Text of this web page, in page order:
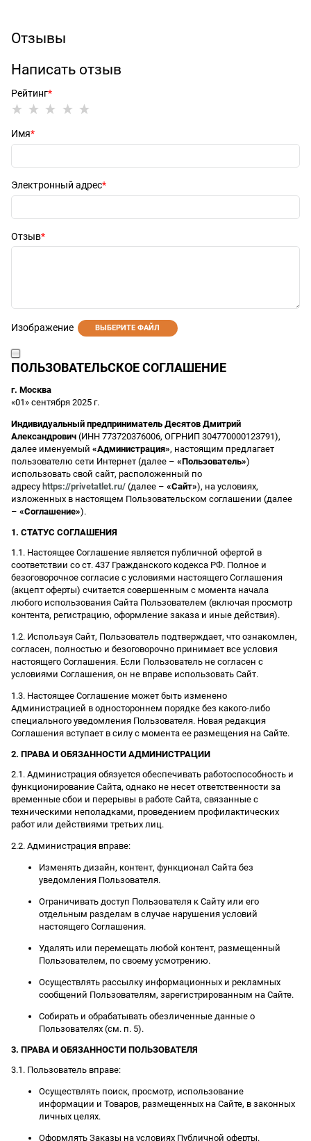
Отзывы
Написать отзыв
Рейтинг
Имя
Электронный адрес
Отзыв
Изображение ВЫБЕРИТЕ ФАЙЛ
ПОЛЬЗОВАТЕЛЬСКОЕ СОГЛАШЕНИЕ
г. Москва
«01» сентября 2025 г.
Индивидуальный предприниматель Десятов Дмитрий
Александрович (ИНН 773720376006, ОГРНИП 304770000123791),
далее именуемый «Администрация», настоящим предлагает
пользователю сети Интернет (далее – «Пользователь»)
использовать свой сайт, расположенный по
адресу https://privetatlet.ru/ (далее – «Сайт»), на условиях,
изложенных в настоящем Пользовательском соглашении (далее
– «Соглашение»).
1. СТАТУС СОГЛАШЕНИЯ
1.1. Настоящее Соглашение является публичной офертой в
соответствии со ст. 437 Гражданского кодекса РФ. Полное и
безоговорочное согласие с условиями настоящего Соглашения
(акцепт оферты) считается совершенным с момента начала
любого использования Сайта Пользователем (включая просмотр
контента, регистрацию, оформление заказа и иные действия).
1.2. Используя Сайт, Пользователь подтверждает, что ознакомлен,
согласен, полностью и безоговорочно принимает все условия
настоящего Соглашения. Если Пользователь не согласен с
условиями Соглашения, он не вправе использовать Сайт.
1.3. Настоящее Соглашение может быть изменено
Администрацией в одностороннем порядке без какого-либо
специального уведомления Пользователя. Новая редакция
Соглашения вступает в силу с момента ее размещения на Сайте.
2. ПРАВА И ОБЯЗАННОСТИ АДМИНИСТРАЦИИ
2.1. Администрация обязуется обеспечивать работоспособность и
функционирование Сайта, однако не несет ответственности за
временные сбои и перерывы в работе Сайта, связанные с
техническими неполадками, проведением профилактических
работ или действиями третьих лиц.
2.2. Администрация вправе:
Изменять дизайн, контент, функционал Сайта без
уведомления Пользователя.
Ограничивать доступ Пользователя к Сайту или его
отдельным разделам в случае нарушения условий
настоящего Соглашения.
Удалять или перемещать любой контент, размещенный
Пользователем, по своему усмотрению.
Осуществлять рассылку информационных и рекламных
сообщений Пользователям, зарегистрированным на Сайте.
Собирать и обрабатывать обезличенные данные о
Пользователях (см. п. 5).
3. ПРАВА И ОБЯЗАННОСТИ ПОЛЬЗОВАТЕЛЯ
3.1. Пользователь вправе:
Осуществлять поиск, просмотр, использование
информации и Товаров, размещенных на Сайте, в законных
личных целях.
Оформлять Заказы на условиях Публичной оферты.